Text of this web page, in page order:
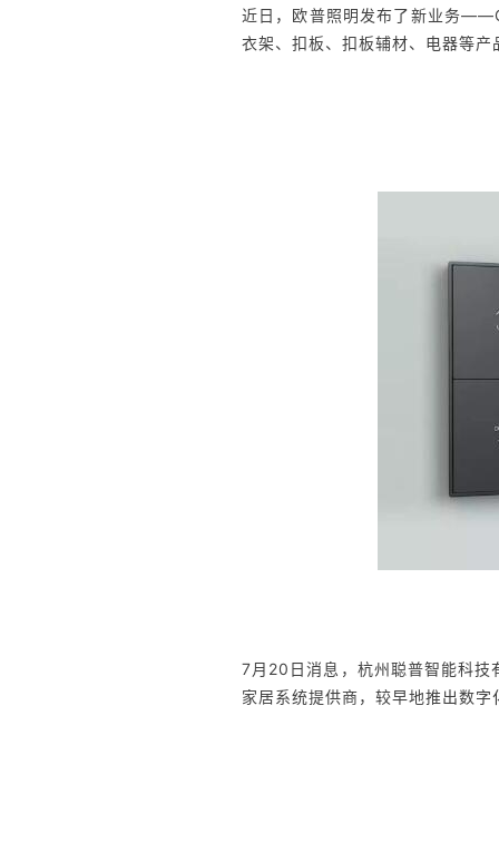
近日，欧普照明发布了新业务
衣架、扣板、扣板辅材、电器等
7月20日消息，杭州聪普智能科技
家居系统提供商，较早地推出数